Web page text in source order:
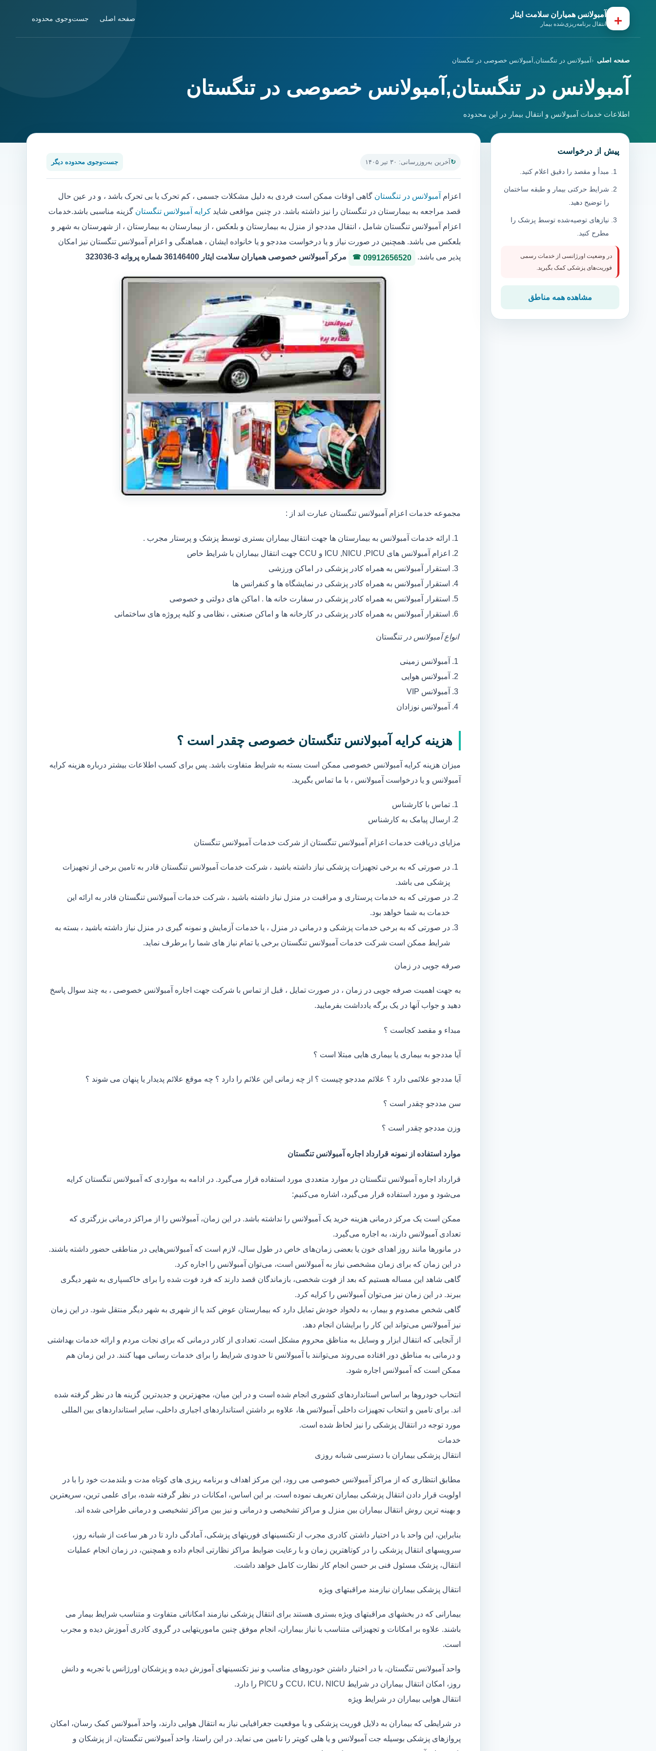
+ آمبولانس همیاران سلامت ایثار
انتقال برنامه‌ریزی‌شده بیمار
صفحه اصلی جست‌وجوی محدوده
صفحه اصلی آمبولانس در تنگستان,آمبولانس خصوصی در تنگستان
آمبولانس در تنگستان,آمبولانس خصوصی در تنگستان
اطلاعات خدمات آمبولانس و انتقال بیمار در این محدوده
آخرین به‌روزرسانی: ۳۰ تیر ۱۴۰۵ جست‌وجوی محدوده دیگر
اعزام آمبولانس در تنگستان گاهی اوقات ممکن است فردی به دلیل مشکلات جسمی ، کم تحرک یا بی تحرک باشد ، و در عین حال
قصد مراجعه به بیمارستان در تنگستان را نیز داشته باشد. در چنین مواقعی شاید کرایه آمبولانس تنگستان گزینه مناسبی باشد.خدمات
اعزام آمبولانس تنگستان شامل ، انتقال مددجو از منزل به بیمارستان و بلعکس ، از بیمارستان به بیمارستان ، از شهرستان به شهر و
بلعکس می باشد. همچنین در صورت نیاز و یا درخواست مددجو و یا خانواده ایشان ، هماهنگی و اعزام آمبولانس تنگستان نیز امکان
پذیر می باشد.
09912656520 مرکر آمبولانس خصوصی همیاران سلامت ایثار 36146400 شماره پروانه 3-323036
مجموعه خدمات اعزام آمبولانس تنگستان عبارت اند از :
ارائه خدمات آمبولانس به بیمارستان ها جهت انتقال بیماران بستری توسط پزشک و پرستار مجرب .
اعزام آمبولانس های ICU ,NICU ,PICU و CCU جهت انتقال بیماران با شرایط خاص
استقرار آمبولانس به همراه کادر پزشکی در اماکن ورزشی
استقرار آمبولانس به همراه کادر پزشکی در نمایشگاه ها و کنفرانس ها
استقرار آمبولانس به همراه کادر پزشکی در سفارت خانه ها . اماکن های دولتی و خصوصی
استقرار آمبولانس به همراه کادر پزشکی در کارخانه ها و اماکن صنعتی ، نظامی و کلیه پروژه های ساختمانی
انواع آمبولانس در تنگستان
آمبولانس زمینی
آمبولانس هوایی
آمبولانس VIP
آمبولانس نوزادان
هزینه کرایه آمبولانس تنگستان خصوصی چقدر است ؟
میزان هزینه کرایه آمبولانس خصوصی ممکن است بسته به شرایط متفاوت باشد. پس برای کسب اطلاعات بیشتر درباره هزینه کرایه
آمبولانس و یا درخواست آمبولانس ، با ما تماس بگیرید.
تماس با کارشناس
ارسال پیامک به کارشناس
مزایای دریافت خدمات اعزام آمبولانس تنگستان از شرکت خدمات آمبولانس تنگستان
در صورتی که به برخی تجهیزات پزشکی نیاز داشته باشید ، شرکت خدمات آمبولانس تنگستان قادر به تامین برخی از تجهیزات
پزشکی می باشد.
در صورتی که به خدمات پرستاری و مراقبت در منزل نیاز داشته باشید ، شرکت خدمات آمبولانس تنگستان قادر به ارائه این
خدمات به شما خواهد بود.
در صورتی که به برخی خدمات پزشکی و درمانی در منزل ، یا خدمات آزمایش و نمونه گیری در منزل نیاز داشته باشید ، بسته به
شرایط ممکن است شرکت خدمات آمبولانس تنگستان برخی یا تمام نیاز های شما را برطرف نماید.
صرفه جویی در زمان
به جهت اهمیت صرفه جویی در زمان ، در صورت تمایل ، قبل از تماس با شرکت جهت اجاره آمبولانس خصوصی ، به چند سوال پاسخ
دهید و جواب آنها در یک برگه یادداشت بفرمایید.
مبداء و مقصد کجاست ؟
آیا مددجو به بیماری یا بیماری هایی مبتلا است ؟
آیا مددجو علائمی دارد ؟ علائم مددجو چیست ؟ از چه زمانی این علائم را دارد ؟ چه موقع علائم پدیدار یا پنهان می شوند ؟
سن مددجو چقدر است ؟
وزن مددجو چقدر است ؟
موارد استفاده از نمونه قرارداد اجاره آمبولانس تنگستان
قرارداد اجاره آمبولانس تنگستان در موارد متعددی مورد استفاده قرار می‌گیرد. در ادامه به مواردی که آمبولانس تنگستان کرایه
می‌شود و مورد استفاده قرار می‌گیرد، اشاره می‌کنیم:
ممکن است یک مرکز درمانی هزینه خرید یک آمبولانس را نداشته باشد. در این زمان، آمبولانس را از مراکز درمانی بزرگتری که
تعدادی آمبولانس دارند، به اجاره می‌گیرد.
در مانور‌ها مانند روز اهدای خون یا بعضی زمان‌های خاص در طول سال، لازم است که آمبولانس‌هایی در مناطقی حضور داشته باشند.
در این زمان که برای زمان مشخصی نیاز به آمبولانس است، می‌توان آمبولانس را اجاره کرد.
گاهی شاهد این مساله هستیم که بعد از فوت شخصی، بازماندگان قصد دارند که فرد فوت شده را برای خاکسپاری به شهر دیگری
ببرند. در این زمان نیز می‌توان آمبولانس را کرایه کرد.
گاهی شخص مصدوم و بیمار، به دلخواد خودش تمایل دارد که بیمارستان عوض کند یا از شهری به شهر دیگر منتقل شود. در این زمان
نیز آمبولانس می‌تواند این کار را برایشان انجام دهد.
از آنجایی که انتقال ابزار و وسایل به مناظق محروم مشکل است. تعدادی از کادر درمانی که برای نجات مردم و ارائه خدمات بهداشتی
و درمانی به مناطق دور افتاده می‌روند می‌توانند با آمبولانس تا حدودی شرایط را برای خدمات رسانی مهیا کنند. در این زمان هم
ممکن است که آمبولانس اجاره شود.
انتخاب خودروها بر اساس استانداردهای کشوری انجام شده است و در این میان، مجهزترین و جدیدترین گزینه ها در نظر گرفته شده
اند. برای تامین و انتخاب تجهیزات داخلی آمبولانس ها، علاوه بر داشتن استانداردهای اجباری داخلی، سایر استانداردهای بین المللی
مورد توجه در انتقال پزشکی را نیز لحاظ شده است.
خدمات
انتقال پزشکی بیماران با دسترسی شبانه روزی
مطابق انتظاری که از مراکز آمبولانس خصوصی می رود، این مرکز اهداف و برنامه ریزی های کوتاه مدت و بلندمدت خود را با در
اولویت قرار دادن انتقال پزشکی بیماران تعریف نموده است. بر این اساس، امکانات در نظر گرفته شده، برای علمی ترین، سریعترین
و بهینه ترین روش انتقال بیماران بین منزل و مراکز تشخیصی و درمانی و نیز بین مراکز تشخیصی و درمانی طراحی شده اند.
بنابراین، این واحد با در اختیار داشتن کادری مجرب از تکنسینهای فوریتهای پزشکی، آمادگی دارد تا در هر ساعت از شبانه روز،
سرویسهای انتقال پزشکی را در کوتاهترین زمان و با رعایت ضوابط مراکز نظارتی انجام داده و همچنین، در زمان انجام عملیات
انتقال، پزشک مسئول فنی بر حسن انجام کار نظارت کامل خواهد داشت.
انتقال پزشکی بیماران نیازمند مراقبتهای ویژه
بیمارانی که در بخشهای مراقبتهای ویژه بستری هستند برای انتقال پزشکی نیازمند امکاناتی متفاوت و متناسب شرایط بیمار می
باشند. علاوه بر امکانات و تجهیزاتی متناسب با نیاز بیماران، انجام موفق چنین ماموریتهایی در گروی کادری آموزش دیده و مجرب
است.
واحد آمبولانس تنگستان، با در اختیار داشتن خودروهای مناسب و نیز تکنسینهای آموزش دیده و پزشکان اورژانس با تجربه و دانش
روز، امکان انتقال بیماران در شرایط CCU، ICU، NICU و PICU را دارد.
انتقال هوایی بیماران در شرایط ویژه
در شرایطی که بیماران به دلایل فوریت پزشکی و یا موقعیت جغرافیایی نیاز به انتقال هوایی دارند، واحد آمبولانس کمک رسان، امکان
پروازهای پزشکی بوسیله جت آمبولانس و یا هلی کوپتر را تامین می نماید. در این راستا، واحد آمبولانس تنگستان، از پزشکان و
پیش از درخواست
مبدأ و مقصد را دقیق اعلام کنید.
شرایط حرکتی بیمار و طبقه ساختمان
را توضیح دهید.
نیازهای توصیه‌شده توسط پزشک را
مطرح کنید.
در وضعیت اورژانسی از خدمات رسمی
فوریت‌های پزشکی کمک بگیرید.
مشاهده همه مناطق